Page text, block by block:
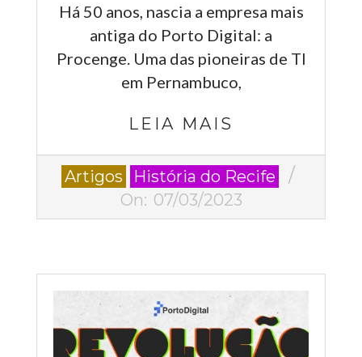
Há 50 anos, nascia a empresa mais
antiga do Porto Digital: a
Procenge. Uma das pioneiras de TI
em Pernambuco,
LEIA MAIS
2023-
Artigos
História do Recife
On: 07/03/2023